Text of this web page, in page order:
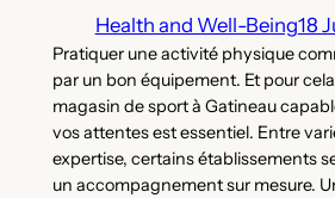
Health and Well-Being18
Pratiquer une activité physique
par un bon équipement. Et pour
magasin de sport à Gatineau
vos attentes est essentiel. Entre
expertise, certains établissements
un accompagnement sur mesure.